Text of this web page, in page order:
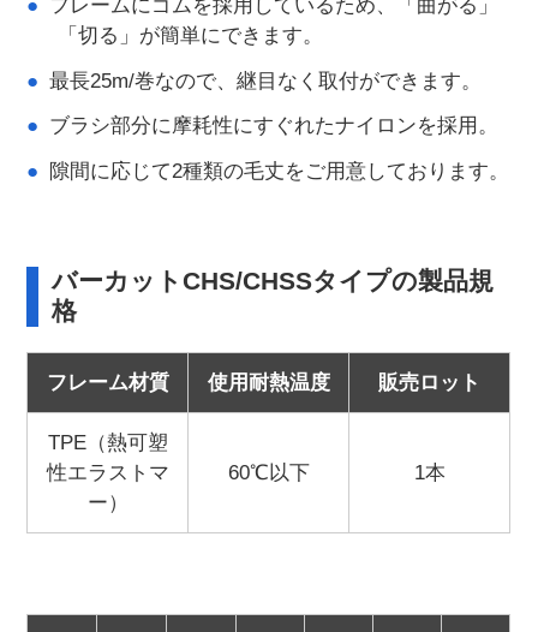
フレームにゴムを採用しているため、「曲がる」
「切る」が簡単にできます。
最長25m/巻なので、継目なく取付ができます。
ブラシ部分に摩耗性にすぐれたナイロンを採用。
隙間に応じて2種類の毛丈をご用意しております。
バーカットCHS/CHSSタイプの製品規
格
フレーム材質 使用耐熱温度 販売ロット
TPE（熱可塑
性エラストマ
ー）
60℃以下 1本